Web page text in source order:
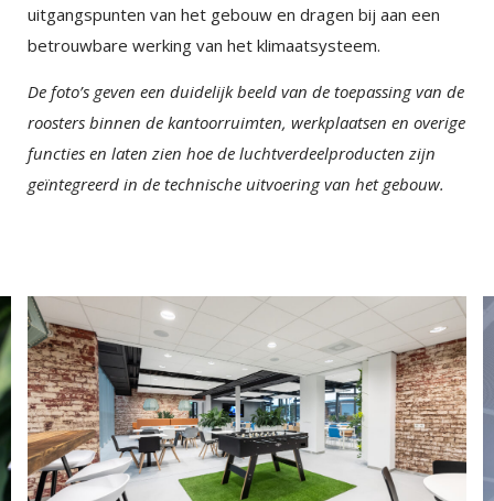
uitgangspunten van het gebouw en dragen bij aan een
betrouwbare werking van het klimaatsysteem.
De foto’s geven een duidelijk beeld van de toepassing van de
roosters binnen de kantoorruimten, werkplaatsen en overige
functies en laten zien hoe de luchtverdeelproducten zijn
geïntegreerd in de technische uitvoering van het gebouw.